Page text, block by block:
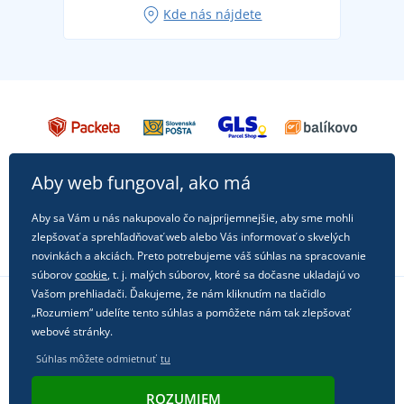
Kde nás nájdete
Sledujte nás na sociálnych sieťach
Aby web fungoval, ako má
Aby sa Vám u nás nakupovalo čo najpríjemnejšie, aby sme mohli
zlepšovať a sprehľadňovať web alebo Vás informovať o skvelých
novinkách a akciách. Preto potrebujeme váš súhlas na spracovanie
súborovcookie, t. j. malých súborov, ktoré sa dočasne ukladajú vo
Vašom prehliadači. Ďakujeme, že nám kliknutím na tlačidlo
„Rozumiem“ udelíte tento súhlas a pomôžete nám tak zlepšovať
webové stránky.
Súhlas môžete odmietnuť tu
ROZUMIEM